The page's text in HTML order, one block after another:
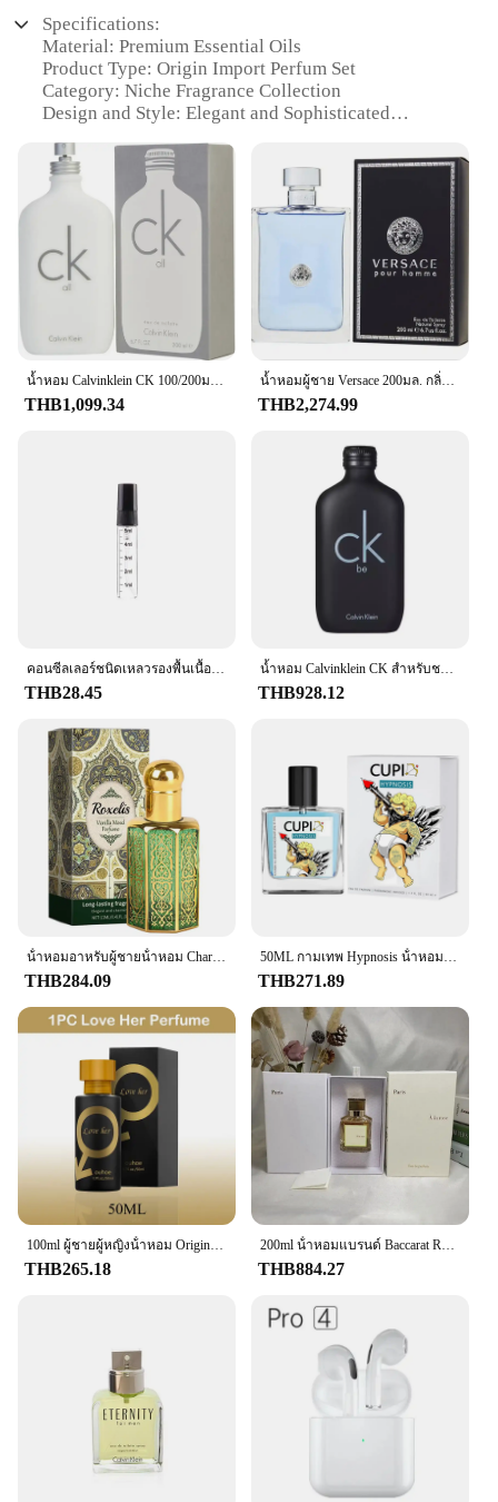
Specifications:
Material: Premium Essential Oils
Product Type: Origin Import Perfum Set
Category: Niche Fragrance Collection
Design and Style: Elegant and Sophisticated
Usage and Purpose: Enhance Personal Aroma and
Create Lasting Impressions
Typical Adaptive Scenario: Suitable for Various
Occasions, from Casual Outings to Formal Events
Performance and Property: Long-Lasting Scent
Retention and Unisex Appeal
**Exquisite Craftsmanship and Aromatic
Excellence**
Step into the world of exquisite fragrances with our
embodies the essence of luxury and sophistication.
Each set is meticulously crafted using a blend of
premium essential oils, ensuring that every spritz
delivers a rich, complex aroma that captivates the
senses. The elegant design and style of the
packaging are not just aesthetically pleasing but
also serve to protect the perfumes' integrity,
ensuring that the scent remains as fresh and vibrant
**Versatile and Timeless Appeal**
aroma or seeking the perfect gift for someone
special, our Origin Import Perfum Set is versatile
enough to cater to various occasions. Its long-
lasting scent retention ensures that the fragrance
lingers on your skin, making a lasting impression
wherever you go. The unisex appeal of the scents
means that both men and women can enjoy the
luxurious experience, making it an ideal choice for
wholesale, vendors, and suppliers looking to offer a
diverse range of products.
**A Scent for Every Moment**
Each set in our Origin Import Perfum Collection is
designed to be a statement of style and
sophistication. The scents are thoughtfully curated
to resonate with a variety of tastes, from the bold
and adventurous to the subtle and refined. Whether
you're dressing up for a formal event or simply
looking to add a touch of elegance to your daily
routine, these perfumes are the perfect companions
for every moment. The sets are available for sale,
making it easy for you to indulge in the luxury of
these exquisite fragrances.
น้ำหอม Calvinklein CK 100/200มล. ยูนิเซ็กส์น้ำหอม Eau de Toilette ธรรมชาติของขวัญวันหยุดส้ม
THB1,099.34
น้ำหอมผู้ชาย Versace 200มล. กลิ่นวู๊ดดี้บาร์คลาสสิกสำหรับผู้ชาย
THB2,274.99
คอนซีลเลอร์ชนิดเหลวรองพื้นเนื้อครีมปกปิดรอยสิวรอยคล้ำติดทนนานควบคุมความมันเครื่องสำอางแต่งหน้า
THB28.45
น้ำหอม Calvinklein CK สำหรับชายและหญิง Eau de Toilette EDT กลิ่นผลไม้มอสให้ความอบอุ่นธรรมชาติของขวัญวันหยุดขนาด100มล./200มล.
THB928.12
น้ําหอมอาหรับผู้ชายน้ําหอม Charming ผู้หญิงยาวนาน Personal Mist น้ํามันกลิ่นหอม 4 กลิ่นสไตล์น้ําหอมสําหรับผมและร่างกาย
THB284.09
50ML กามเทพ Hypnosis น้ําหอม Original Long Lasting Pheromone น้ําหอมโคโลญจ์ผู้ชายและผู้หญิงกลิ่นหอม
THB271.89
100ml ผู้ชายผู้หญิงน้ําหอม Original คํา Unisex น้ําหอมกลิ่นหอมติดทนนานสเปรย์ฟีโรโมนอาหรับน้ําหอม Eau De Parfum ของขวัญ
THB265.18
200ml น้ําหอมแบรนด์ Baccarat Rouge 540, A La Rose, Oud Silk Mood, 724 น้ําหอมติดทนนาน M น้ําหอมสําหรับผู้หญิงผู้ชาย
THB884.27